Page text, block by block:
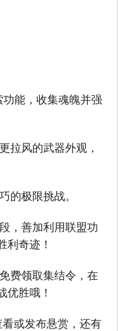
能，收集魂魄并强
拉风的武器外观，
的极限挑战。
，善加利用联盟功
利奇迹！
费领取集结令，在
优胜哦！
或发布悬赏，还有